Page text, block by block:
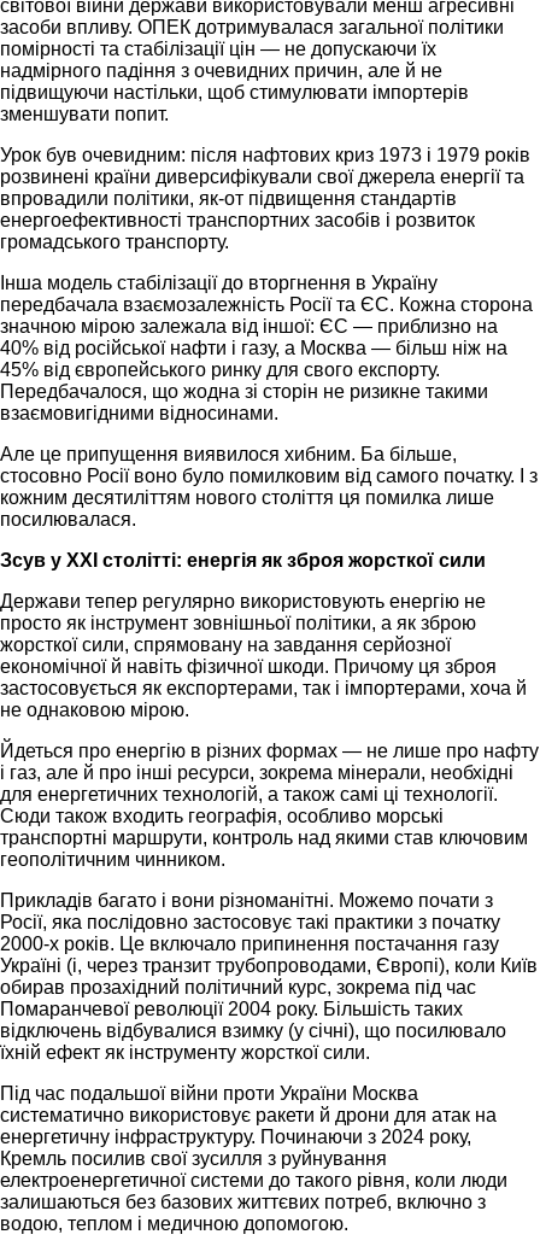
світової війни держави використовували менш агресивні
засоби впливу. ОПЕК дотримувалася загальної політики
помірності та стабілізації цін — не допускаючи їх
надмірного падіння з очевидних причин, але й не
підвищуючи настільки, щоб стимулювати імпортерів
зменшувати попит.
Урок був очевидним: після нафтових криз 1973 і 1979 років
розвинені країни диверсифікували свої джерела енергії та
впровадили політики, як-от підвищення стандартів
енергоефективності транспортних засобів і розвиток
громадського транспорту.
Інша модель стабілізації до вторгнення в Україну
передбачала взаємозалежність Росії та ЄС. Кожна сторона
значною мірою залежала від іншої: ЄС — приблизно на
40% від російської нафти і газу, а Москва — більш ніж на
45% від європейського ринку для свого експорту.
Передбачалося, що жодна зі сторін не ризикне такими
взаємовигідними відносинами.
Але це припущення виявилося хибним. Ба більше,
стосовно Росії воно було помилковим від самого початку. І з
кожним десятиліттям нового століття ця помилка лише
посилювалася.
Зсув у XXI столітті: енергія як зброя жорсткої сили
Держави тепер регулярно використовують енергію не
просто як інструмент зовнішньої політики, а як зброю
жорсткої сили, спрямовану на завдання серйозної
економічної й навіть фізичної шкоди. Причому ця зброя
застосовується як експортерами, так і імпортерами, хоча й
не однаковою мірою.
Йдеться про енергію в різних формах — не лише про нафту
і газ, але й про інші ресурси, зокрема мінерали, необхідні
для енергетичних технологій, а також самі ці технології.
Сюди також входить географія, особливо морські
транспортні маршрути, контроль над якими став ключовим
геополітичним чинником.
Прикладів багато і вони різноманітні. Можемо почати з
Росії, яка послідовно застосовує такі практики з початку
2000-х років. Це включало припинення постачання газу
Україні (і, через транзит трубопроводами, Європі), коли Київ
обирав прозахідний політичний курс, зокрема під час
Помаранчевої революції 2004 року. Більшість таких
відключень відбувалися взимку (у січні), що посилювало
їхній ефект як інструменту жорсткої сили.
Під час подальшої війни проти України Москва
систематично використовує ракети й дрони для атак на
енергетичну інфраструктуру. Починаючи з 2024 року,
Кремль посилив свої зусилля з руйнування
електроенергетичної системи до такого рівня, коли люди
залишаються без базових життєвих потреб, включно з
водою, теплом і медичною допомогою.